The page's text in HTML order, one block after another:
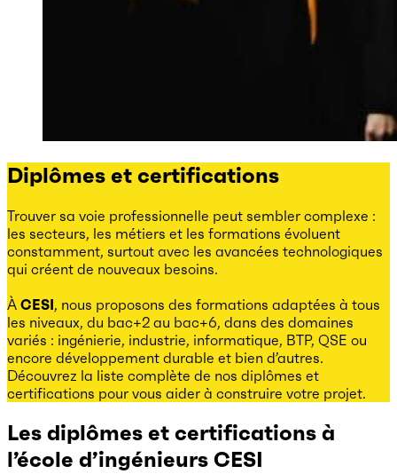
Diplômes et certifications
Trouver sa voie professionnelle peut sembler complexe :
les secteurs, les métiers et les formations évoluent
constamment, surtout avec les avancées technologiques
qui créent de nouveaux besoins.
À CESI, nous proposons des formations adaptées à tous
les niveaux, du bac+2 au bac+6, dans des domaines
variés : ingénierie, industrie, informatique, BTP, QSE ou
encore développement durable et bien d’autres.
Découvrez la liste complète de nos diplômes et
certifications pour vous aider à construire votre projet.
Les diplômes et certifications à
l’école d’ingénieurs CESI